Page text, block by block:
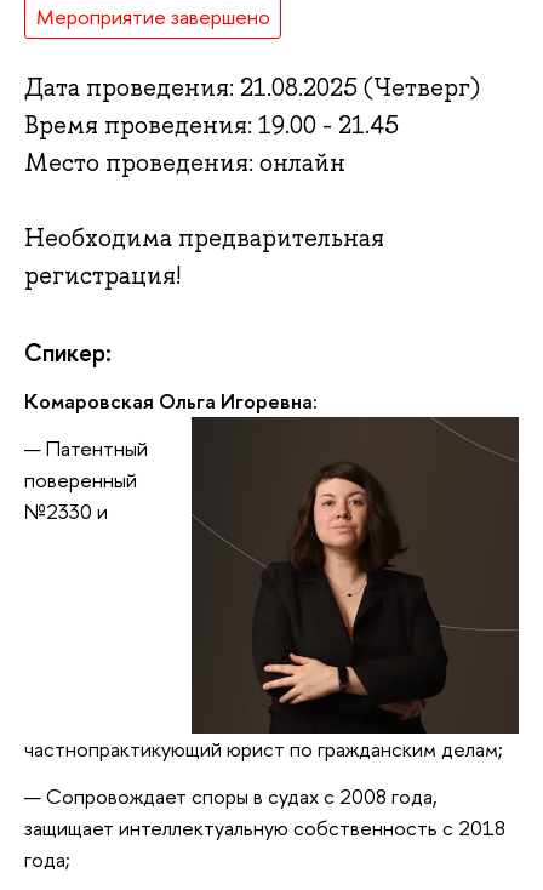
Мероприятие завершено
Дата проведения: 21.08.2025 (Четверг)
Время проведения: 19.00 - 21.45
Место проведения: онлайн
Необходима предварительная
регистрация!
Спикер:
Комаровская Ольга Игоревна:
Патентный
поверенный
№2330 и
частнопрактикующий юрист по гражданским делам;
Сопровождает споры в судах с 2008 года,
защищает интеллектуальную собственность с 2018
года;